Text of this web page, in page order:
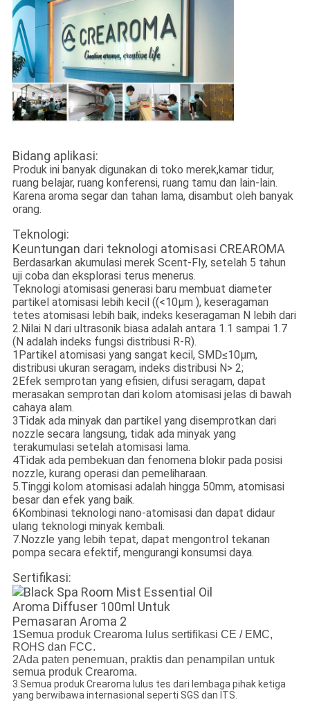
Bidang aplikasi:
Produk ini banyak digunakan di toko merek,kamar tidur,
ruang belajar, ruang konferensi, ruang tamu dan lain-lain.
Karena aroma segar dan tahan lama, disambut oleh banyak
orang.
Teknologi:
Keuntungan dari teknologi atomisasi CREAROMA
Berdasarkan akumulasi merek Scent-Fly, setelah 5 tahun
uji coba dan eksplorasi terus menerus.
Teknologi atomisasi generasi baru membuat diameter
partikel atomisasi lebih kecil ((<10μm ), keseragaman
tetes atomisasi lebih baik, indeks keseragaman N lebih dari
2.Nilai N dari ultrasonik biasa adalah antara 1.1 sampai 1.7
(N adalah indeks fungsi distribusi R-R).
1Partikel atomisasi yang sangat kecil, SMD≤10μm,
distribusi ukuran seragam, indeks distribusi N> 2;
2Efek semprotan yang efisien, difusi seragam, dapat
merasakan semprotan dari kolom atomisasi jelas di bawah
cahaya alam.
3Tidak ada minyak dan partikel yang disemprotkan dari
nozzle secara langsung, tidak ada minyak yang
terakumulasi setelah atomisasi lama.
4Tidak ada pembekuan dan fenomena blokir pada posisi
nozzle, kurang operasi dan pemeliharaan.
5.Tinggi kolom atomisasi adalah hingga 50mm, atomisasi
besar dan efek yang baik.
6Kombinasi teknologi nano-atomisasi dan dapat didaur
ulang teknologi minyak kembali.
7.Nozzle yang lebih tepat, dapat mengontrol tekanan
pompa secara efektif, mengurangi konsumsi daya.
Sertifikasi:
1Semua produk Crearoma lulus sertifikasi CE / EMC,
ROHS dan FCC.
2Ada paten penemuan, praktis dan penampilan untuk
semua produk Crearoma.
3.Semua produk Crearoma lulus tes dari lembaga pihak ketiga
yang berwibawa internasional seperti SGS dan ITS.